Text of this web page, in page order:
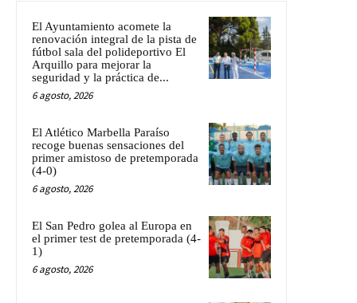
El Ayuntamiento acomete la
renovación integral de la pista de
fútbol sala del polideportivo El
Arquillo para mejorar la
seguridad y la práctica de...
6 agosto, 2026
El Atlético Marbella Paraíso
recoge buenas sensaciones del
primer amistoso de pretemporada
(4-0)
6 agosto, 2026
El San Pedro golea al Europa en
el primer test de pretemporada (4-
1)
6 agosto, 2026